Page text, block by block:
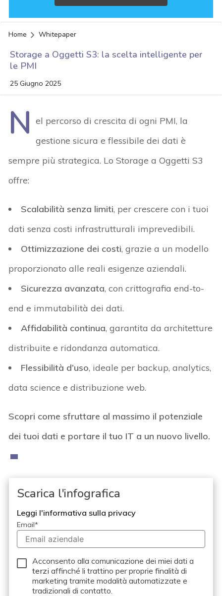
Home Whitepaper
Storage a Oggetti S3: la scelta intelligente per
le PMI
25 Giugno 2025
N el percorso di crescita di ogni PMI, la
gestione sicura e flessibile dei dati è
sempre più strategica. Lo Storage a Oggetti S3
offre:
Scalabilità senza limiti, per crescere con i tuoi
dati senza costi infrastrutturali imprevedibili.
Ottimizzazione dei costi, grazie a un modello
proporzionato alle reali esigenze aziendali.
Sicurezza avanzata, con crittografia end-to-
end e immutabilità dei dati.
Affidabilità continua, garantita da architetture
distribuite e ridondanza automatica.
Flessibilità d’uso, ideale per backup, analytics,
data science e distribuzione web.
Scopri come sfruttare al massimo il potenziale
dei tuoi dati e portare il tuo IT a un nuovo livello.
Scarica l'infografica
Leggi l'informativa sulla privacy
Email*
Acconsento alla comunicazione dei miei dati a
terzi affinché li trattino per proprie finalità di
marketing tramite modalità automatizzate e
tradizionali di contatto.